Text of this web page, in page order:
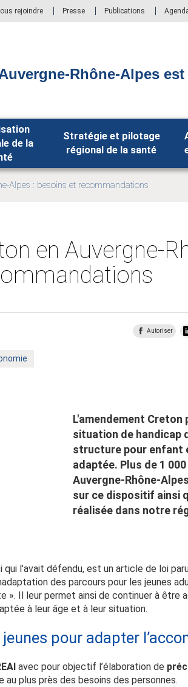
rejoindre Presse Publications
Rhône-Alpes est
de la
Stratégie et pilotage
régional de la santé
Alpes : besoins et recommandations
en Auvergne-
Autoriser
L'amendement Creton
situation de handicap
structure pour enfant
adaptée. Plus de 1
Auvergne-Rhône-
sur ce dispositif ainsi
réalisée dans notre
qui l'avait défendu, est un article de loi
des parcours pour les jeunes
Il leur permet ainsi de continuer à être
à leur âge et à leur situation.
pour adapter
avec pour objectif l’élaboration de
au plus près des besoins des personnes.